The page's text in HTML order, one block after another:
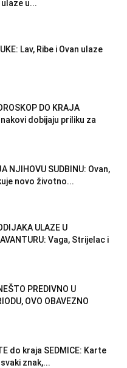
u...
Lav, Ribe i Ovan ulaze
DO KRAJA
dobijaju priliku za
NJIHOVU SUDBINU: Ovan,
novo životno...
ULAZE U
Vaga, Strijelac i
PREDIVNO U
OVO OBAVEZNO
do kraja SEDMICE: Karte
znak,...